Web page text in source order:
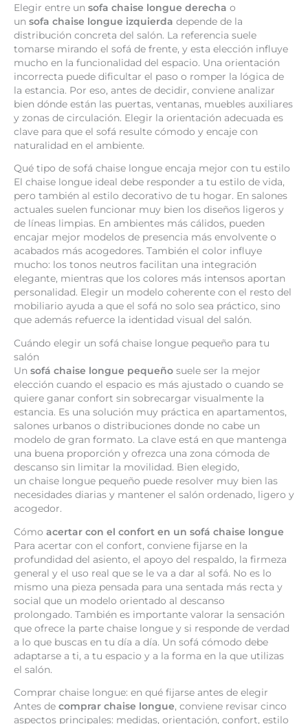
Elegir entre un sofa chaise longue derecha o
un sofa chaise longue izquierda depende de la
distribución concreta del salón. La referencia suele
tomarse mirando el sofá de frente, y esta elección influye
mucho en la funcionalidad del espacio. Una orientación
incorrecta puede dificultar el paso o romper la lógica de
la estancia. Por eso, antes de decidir, conviene analizar
bien dónde están las puertas, ventanas, muebles auxiliares
y zonas de circulación. Elegir la orientación adecuada es
clave para que el sofá resulte cómodo y encaje con
naturalidad en el ambiente.
Qué tipo de sofá chaise longue encaja mejor con tu estilo
El chaise longue ideal debe responder a tu estilo de vida,
pero también al estilo decorativo de tu hogar. En salones
actuales suelen funcionar muy bien los diseños ligeros y
de líneas limpias. En ambientes más cálidos, pueden
encajar mejor modelos de presencia más envolvente o
acabados más acogedores. También el color influye
mucho: los tonos neutros facilitan una integración
elegante, mientras que los colores más intensos aportan
personalidad. Elegir un modelo coherente con el resto del
mobiliario ayuda a que el sofá no solo sea práctico, sino
que además refuerce la identidad visual del salón.
Cuándo elegir un sofá chaise longue pequeño para tu
salón
Un sofá chaise longue pequeño suele ser la mejor
elección cuando el espacio es más ajustado o cuando se
quiere ganar confort sin sobrecargar visualmente la
estancia. Es una solución muy práctica en apartamentos,
salones urbanos o distribuciones donde no cabe un
modelo de gran formato. La clave está en que mantenga
una buena proporción y ofrezca una zona cómoda de
descanso sin limitar la movilidad. Bien elegido,
un chaise longue pequeño puede resolver muy bien las
necesidades diarias y mantener el salón ordenado, ligero y
acogedor.
Cómo acertar con el confort en un sofá chaise longue
Para acertar con el confort, conviene fijarse en la
profundidad del asiento, el apoyo del respaldo, la firmeza
general y el uso real que se le va a dar al sofá. No es lo
mismo una pieza pensada para una sentada más recta y
social que un modelo orientado al descanso
prolongado. También es importante valorar la sensación
que ofrece la parte chaise longue y si responde de verdad
a lo que buscas en tu día a día. Un sofá cómodo debe
adaptarse a ti, a tu espacio y a la forma en la que utilizas
el salón.
Comprar chaise longue: en qué fijarse antes de elegir
Antes de comprar chaise longue, conviene revisar cinco
aspectos principales: medidas, orientación, confort, estilo